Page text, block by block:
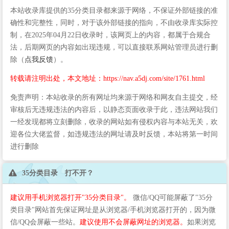
本站收录库提供的35分类目录都来源于网络，不保证外部链接的准
确性和完整性，同时，对于该外部链接的指向，不由收录库实际控
制，在2025年04月22日收录时，该网页上的内容，都属于合规合
法，后期网页的内容如出现违规，可以直接联系网站管理员进行删
除（ 点我反馈）。
转载请注明出处，本文地址：https://nav.a5dj.com/site/1761.html
免责声明：本站收录的所有网址均来源于网络和网友自主提交，经
审核后无违规违法的内容后，以静态页面收录于此，违法网站我们
一经发现都将立刻删除，收录的网站如有侵权内容与本站无关，欢
迎各位大佬监督，如违规违法的网址请及时反馈，本站将第一时间
进行删除
35分类目录 打不开？
建议用手机浏览器打开"35分类目录"。
微信/QQ可能屏蔽了"35分
类目录"网站首先保证网址是从浏览器/手机浏览器打开的，因为微
信/QQ会屏蔽一些站。 建议使用不会屏蔽网址的浏览器。 如果浏览